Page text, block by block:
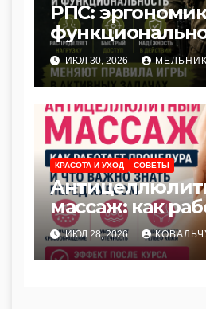
РПС:
меняющие
в активных
ИЮЛ 30, 2026
КРАСОТА И УХОД СОВЕТЫ
массаж: как
процедура и
знать перед
ИЮЛ 28, 2026